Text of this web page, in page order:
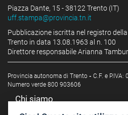
Piazza Dante, 15 - 38122 Trento (IT)
uff.stampa@provincia.tn.it
Pubblicazione iscritta nel registro
Trento in data 13.08.1963 al n. 100
Direttore responsabile Arianna
Provincia autonoma di Trento - C.F. e
Numero verde 800 903606
Chi siamo